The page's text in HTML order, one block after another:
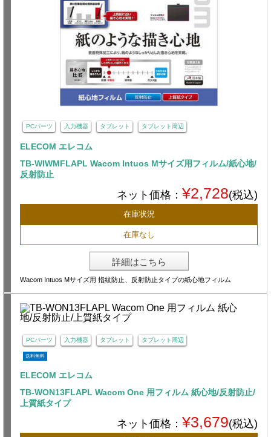
PCパーツ 入力機器 タブレット タブレット周辺
ELECOM エレコム
TB-WIWMFLAPL Wacom Intuos Mサイズ用フィルム/紙心地/
反射防止
ネット価格： ¥2,728(税込)
在庫状況
在庫なし
詳細はこちら
Wacom Intuos Mサイズ用 指紋防止、反射防止タイプの紙心地フィルム
PCパーツ 入力機器 タブレット タブレット周辺
送料無料
ELECOM エレコム
TB-WON13FLAPL Wacom One 用フィルム 紙心地/反射防止/
上質紙タイプ
ネット価格： ¥3,679(税込)